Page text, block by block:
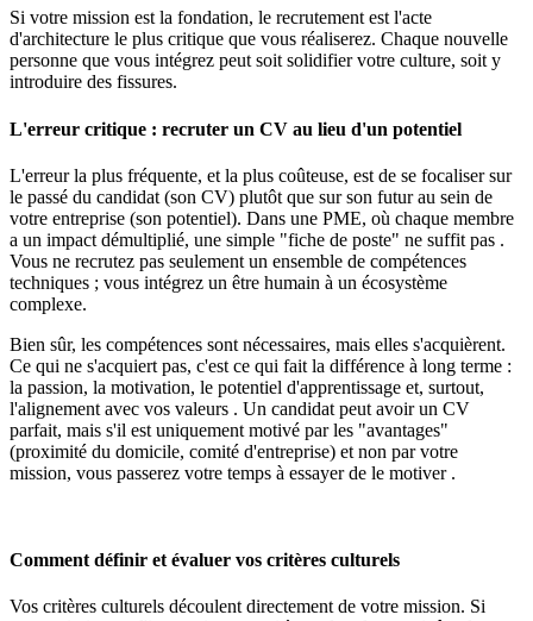
Si votre mission est la fondation, le recrutement est l'acte
d'architecture le plus critique que vous réaliserez. Chaque nouvelle
personne que vous intégrez peut soit solidifier votre culture, soit y
introduire des fissures.
L'erreur critique : recruter un CV au lieu d'un potentiel
L'erreur la plus fréquente, et la plus coûteuse, est de se focaliser sur
le passé du candidat (son CV) plutôt que sur son futur au sein de
votre entreprise (son potentiel). Dans une PME, où chaque membre
a un impact démultiplié, une simple "fiche de poste" ne suffit pas .
Vous ne recrutez pas seulement un ensemble de compétences
techniques ; vous intégrez un être humain à un écosystème
complexe.
Bien sûr, les compétences sont nécessaires, mais elles s'acquièrent.
Ce qui ne s'acquiert pas, c'est ce qui fait la différence à long terme :
la passion, la motivation, le potentiel d'apprentissage et, surtout,
l'alignement avec vos valeurs . Un candidat peut avoir un CV
parfait, mais s'il est uniquement motivé par les "avantages"
(proximité du domicile, comité d'entreprise) et non par votre
mission, vous passerez votre temps à essayer de le motiver .
Comment définir et évaluer vos critères culturels
Vos critères culturels découlent directement de votre mission. Si